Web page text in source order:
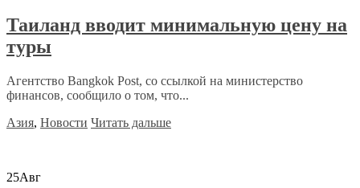
Таиланд вводит минимальную цену на
туры
Агентство Bangkok Post, со ссылкой на министерство
финансов, сообщило о том, что...
Азия, Новости Читать дальше
25Авг